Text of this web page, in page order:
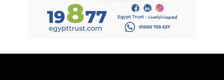
ويعتمد الدليل على أفضل الممارسات والمعايير العالمية مع مراعاة
أكثر من 60 عنصرًا إرشاديًا موزعة على 7 محاور رئيسية لضمان